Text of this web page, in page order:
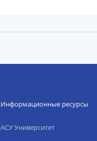
Информационные ресурсы
АСУ Университет